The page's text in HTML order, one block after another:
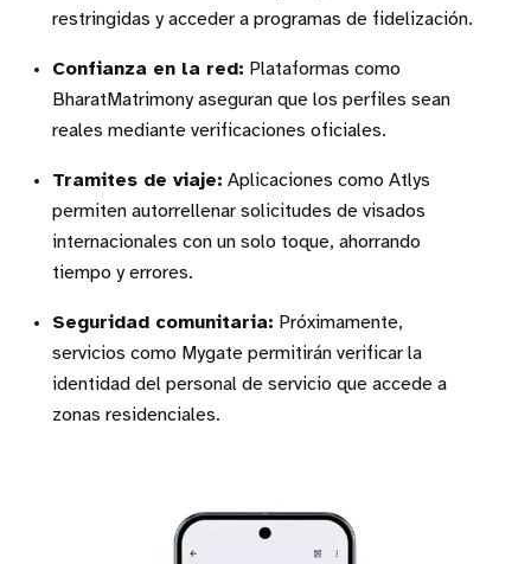
restringidas y acceder a programas de fidelización.
Confianza en la red: Plataformas como
BharatMatrimony aseguran que los perfiles sean
reales mediante verificaciones oficiales.
Tramites de viaje: Aplicaciones como Atlys
permiten autorrellenar solicitudes de visados
internacionales con un solo toque, ahorrando
tiempo y errores.
Seguridad comunitaria: Próximamente,
servicios como Mygate permitirán verificar la
identidad del personal de servicio que accede a
zonas residenciales.